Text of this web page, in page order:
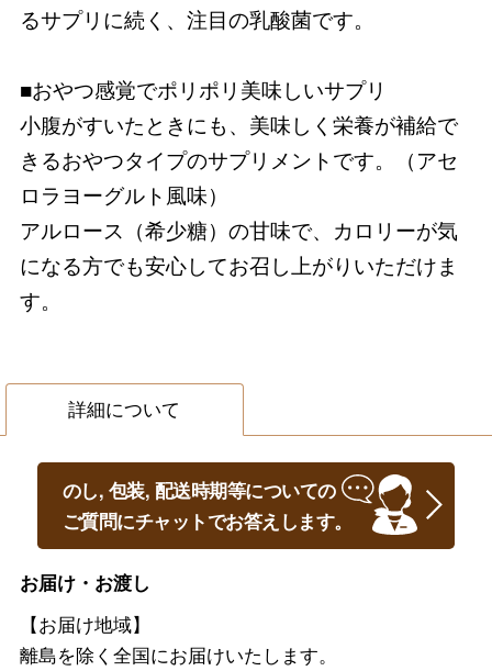
るサプリに続く、注目の乳酸菌です。
■おやつ感覚でポリポリ美味しいサプリ
小腹がすいたときにも、美味しく栄養が補給で
きるおやつタイプのサプリメントです。（アセ
ロラヨーグルト風味）
アルロース（希少糖）の甘味で、カロリーが気
になる方でも安心してお召し上がりいただけま
す。
詳細について
のし, 包装, 配送時期等についての
ご質問にチャットでお答えします。
お届け・お渡し
【お届け地域】
離島を除く全国にお届けいたします。